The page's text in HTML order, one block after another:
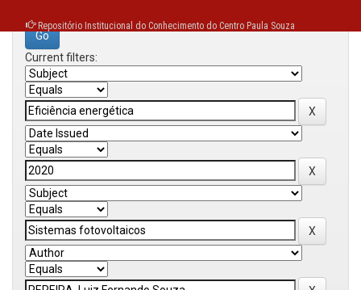
Repositório Institucional do Conhecimento do Centro Paula Souza
Current filters: